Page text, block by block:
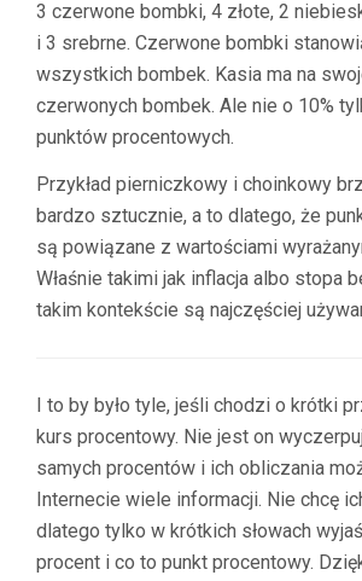
3 czerwone bombki, 4 złote, 2
i 3 srebrne. Czerwone bombki
wszystkich bombek. Kasia ma na
czerwonych bombek. Ale nie o 10%
punktów procentowych.
Przykład pierniczkowy i choinkowy
bardzo sztucznie, a to dlatego, że
są powiązane z wartościami
Właśnie takimi jak inflacja albo stopa
takim kontekście są najczęściej
I to by było tyle, jeśli chodzi o krótki
kurs procentowy. Nie jest on
samych procentów i ich obliczania
Internecie wiele informacji. Nie chcę
dlatego tylko w krótkich słowach
procent i co to punkt procentowy.